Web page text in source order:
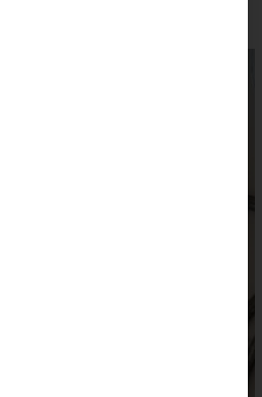
mit Zimtkruste -
gebacken